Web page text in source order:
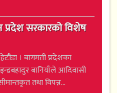
प्रदेश सरकारको विशेष
। बागमती प्रदेशका
बानियाँले आदिवासी
तथा विपन्न...